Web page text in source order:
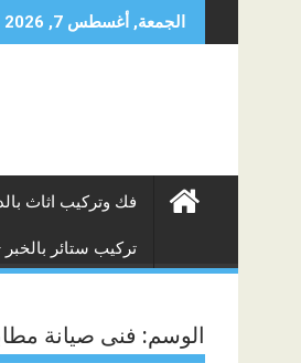
to
الجمعة, أغسطس 7, 2026
فك وتركيب اثاث
تركيب ستائر بالخبر
الوسم: فنى صيانة مطابخ